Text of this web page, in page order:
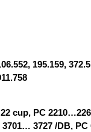
195.159,
cup, PC
3701… 3727 /DB, PC